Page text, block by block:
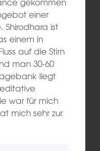
einer
Shirodhara ist
einem in
auf die Stirn
man 30-60
liegt
war für mich
mich sehr zur